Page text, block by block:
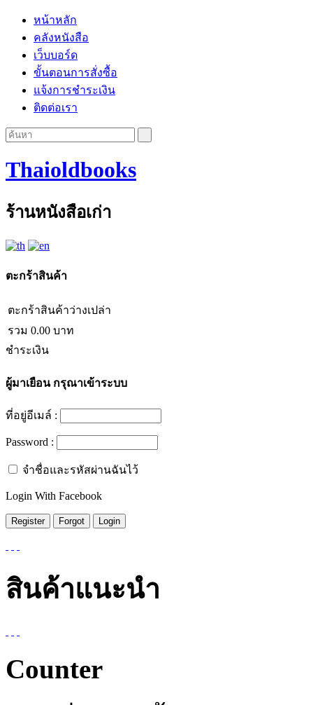
หน้าหลัก
คลังหนังสือ
เว็บบอร์ด
ขั้นตอนการสั่งซื้อ
แจ้งการชำระเงิน
ติดต่อเรา
Thaioldbooks
ร้านหนังสือเก่า
ตะกร้าสินค้า
ตะกร้าสินค้าว่างเปล่า
รวม 0.00 บาท
ชำระเงิน
ผู้มาเยือนกรุณาเข้าระบบ
ที่อยู่อีเมล์ :
Password :
จำชื่อและรหัสผ่านฉันไว้
Login With Facebook
สินค้าแนะนำ
Counter